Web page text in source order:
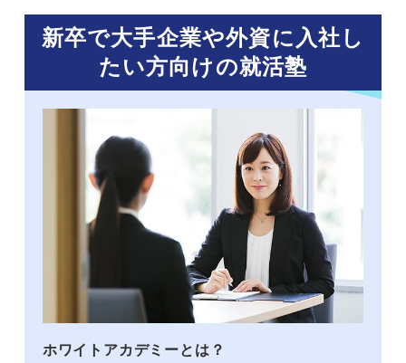
新卒で大手企業や外資に入社し
たい方向けの就活塾
ホワイトアカデミーとは？